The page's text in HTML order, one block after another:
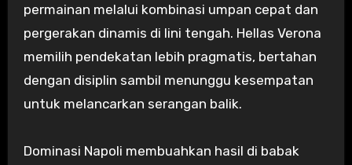
permainan melalui kombinasi umpan cepat dan
pergerakan dinamis di lini tengah. Hellas Verona
memilih pendekatan lebih pragmatis, bertahan
dengan disiplin sambil menunggu kesempatan
untuk melancarkan serangan balik.
Dominasi Napoli membuahkan hasil di babak